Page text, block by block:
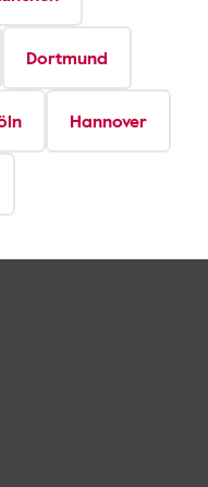
Dortmund
Hannover